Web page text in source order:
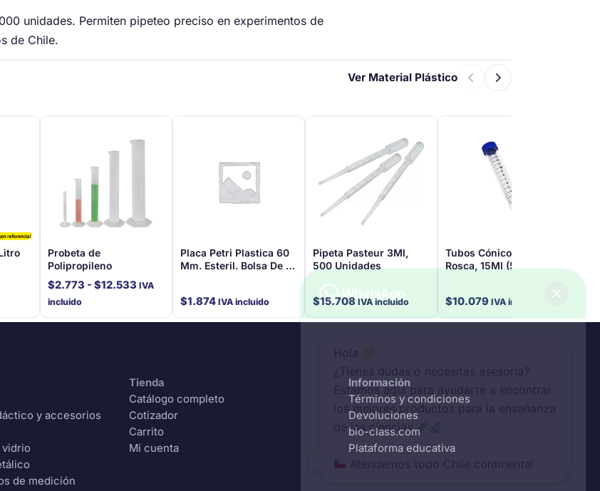
unidades. Permiten pipeteo preciso en experimentos de
de Chile.
Ver Material Plástico
Probeta de
Polipropileno
$2.773 - $12.533 Rango
precios:
$12.533
IVA
incluido
Placa Petri Plastica 60
Mm. Esteril. Bolsa De 10
$1.874 IVA incluido
Pipeta Pasteur 3Ml,
500 Unidades
$15.708 IVA incluido
Tubos Cónicos Tapa
Rosca, 15Ml (50
$10.079 IVA incluido
$
y accesorios
vidrio
de medición
Tienda
Catálogo completo
Cotizador
Carrito
Mi cuenta
Información
Términos y condiciones
Devoluciones
bio-class.com
Plataforma educativa
Hola
¿Tienes dudas o necesitas asesoría?
Estamos aquí para ayudarte a encontrar
los mejores productos para la enseñanza
de las ciencias
Atendemos todo Chile continental